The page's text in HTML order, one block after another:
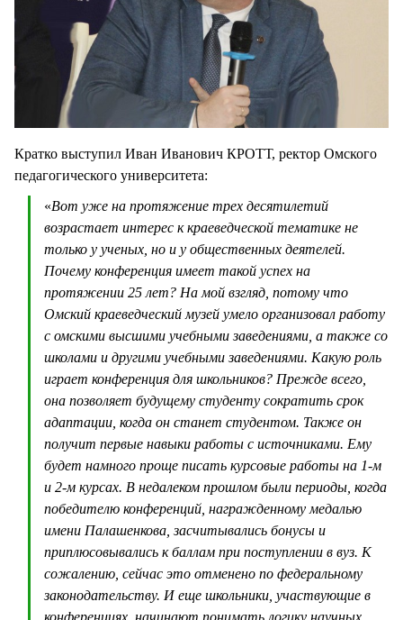
Кратко выступил Иван Иванович КРОТТ, ректор Омского
педагогического университета:
«Вот уже на протяжение трех десятилетий
возрастает интерес к краеведческой тематике не
только у ученых, но и у общественных деятелей.
Почему конференция имеет такой успех на
протяжении 25 лет? На мой взгляд, потому что
Омский краеведческий музей умело организовал работу
с омскими высшими учебными заведениями, а также со
школами и другими учебными заведениями. Какую роль
играет конференция для школьников? Прежде всего,
она позволяет будущему студенту сократить срок
адаптации, когда он станет студентом. Также он
получит первые навыки работы с источниками. Ему
будет намного проще писать курсовые работы на 1-м
и 2-м курсах. В недалеком прошлом были периоды, когда
победителю конференций, награжденному медалью
имени Палашенкова, засчитывались бонусы и
приплюсовывались к баллам при поступлении в вуз. К
сожалению, сейчас это отменено по федеральному
законодательству. И еще школьники, участвующие в